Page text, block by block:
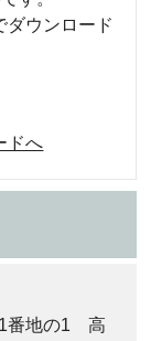
ダウンロード
ドへ
番地の1 高